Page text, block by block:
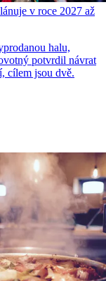
v roce 2027 až
halu,
potvrdil návrat
cílem jsou dvě.